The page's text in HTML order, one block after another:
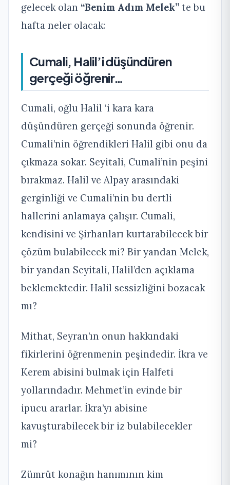
gelecek olan “Benim Adım Melek” te bu
hafta neler olacak:
Cumali, Halil’i düşündüren
gerçeği öğrenir…
Cumali, oğlu Halil ‘i kara kara
düşündüren gerçeği sonunda öğrenir.
Cumali’nin öğrendikleri Halil gibi onu da
çıkmaza sokar. Seyitali, Cumali’nin peşini
bırakmaz. Halil ve Alpay arasındaki
gerginliği ve Cumali’nin bu dertli
hallerini anlamaya çalışır. Cumali,
kendisini ve Şirhanları kurtarabilecek bir
çözüm bulabilecek mi? Bir yandan Melek,
bir yandan Seyitali, Halil’den açıklama
beklemektedir. Halil sessizliğini bozacak
mı?
Mithat, Seyran’ın onun hakkındaki
fikirlerini öğrenmenin peşindedir. İkra ve
Kerem abisini bulmak için Halfeti
yollarındadır. Mehmet’in evinde bir
ipucu ararlar. İkra’yı abisine
kavuşturabilecek bir iz bulabilecekler
mi?
Zümrüt konağın hanımının kim